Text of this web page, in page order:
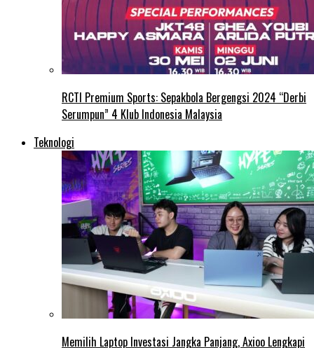
RCTI Premium Sports: Sepakbola Bergengsi 2024 “Derbi
Serumpun” 4 Klub Indonesia Malaysia
Teknologi
Memilih Laptop Investasi Jangka Panjang, Axioo Lengkapi